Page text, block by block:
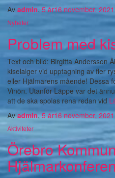
Av admin, 5 år16 november, 2021
Nyheter
Problem med
Text och bild: Birgitta Andersson
kiselalger vid upptagning av fler
eller Hjälmarens mående! Dessa
Vinön. Utanför Läppe var det
att de ska spolas rena redan vid
Avadmin,5 år16 november, 2021
Aktiviteter
Örebro